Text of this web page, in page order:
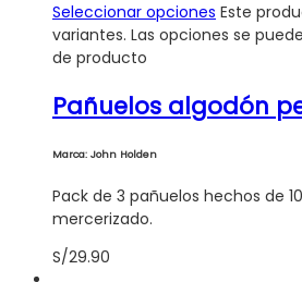
Seleccionar opciones Este
variantes. Las opciones se
de producto
Pañuelos algodón
Marca: John Holden
Pack de 3 pañuelos hechos de
mercerizado.
S/29.90